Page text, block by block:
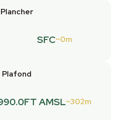
Plancher
SFC 0m
Plafond
AMSL 302m